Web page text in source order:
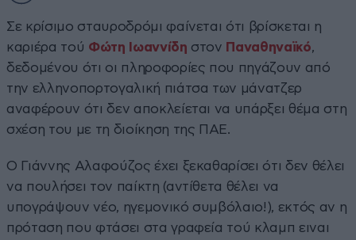
Σε κρίσιμο σταυροδρόμι φαίνεται ότι βρίσκεται η
καριέρα τού Φώτη Ιωαννίδη στον Παναθηναϊκό,
δεδομένου ότι οι πληροφορίες που πηγάζουν από
την ελληνοπορτογαλική πιάτσα των μάνατζερ
αναφέρουν ότι δεν αποκλείεται να υπάρξει θέμα στη
σχέση του με τη διοίκηση της ΠΑΕ.
Ο Γιάννης Αλαφούζος έχει ξεκαθαρίσει ότι δεν θέλει
να πουλήσει τον παίκτη (αντίθετα θέλει να
υπογράψουν νέο, ηγεμονικό συμβόλαιο!), εκτός αν η
πρόταση που φτάσει στα γραφεία τού κλαμπ ειναι